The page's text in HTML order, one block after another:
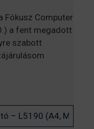
Fókusz Computer
a fent megadott
szabott